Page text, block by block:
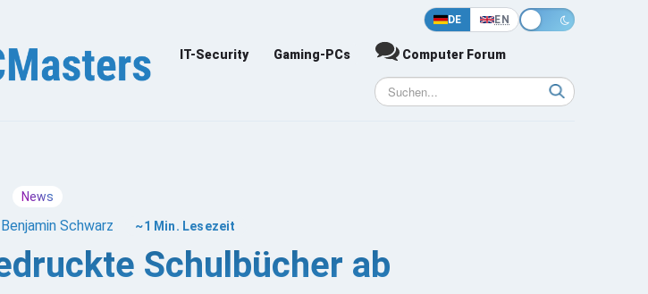
DE EN
IT-Security Gaming-PCs Computer Forum
News
Benjamin Schwarz ~1 Min. Lesezeit
Schulbücher ab